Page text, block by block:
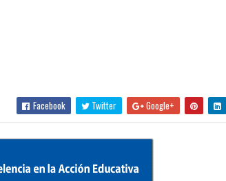
Facebook Twitter Google+